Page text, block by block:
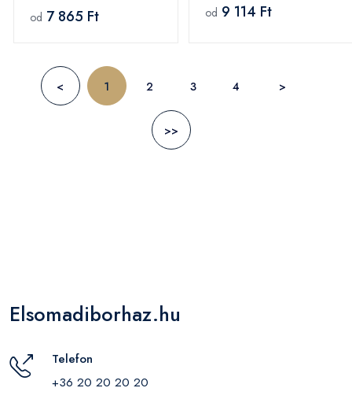
od 7 865 Ft od 9 114 Ft
< 1 2 3 4 >
>>
Elsomadiborhaz.hu
Telefon
+36 20 20 20 20